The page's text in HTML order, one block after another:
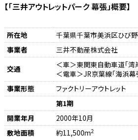
【「三井アウトレットパーク 幕張」概要】
所在地
千葉県千葉市美浜区ひび
事業者
三井不動産株式会社
交通
＜車＞東関東自動車道「湾
＜電車＞JR京葉線「海浜幕
事業形態
ファクトリーアウトレット
第1期
開業年月
2000年10月
敷地面積
約11,500m2